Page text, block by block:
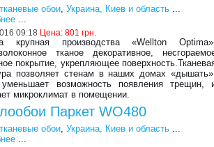
обои,Украина, Киев и область ...
...
09:18 Цена:801 грн.
крупная производства «Wellton
тканое декоративное,
покрытие, укрепляющее
позволяет стенам в наших домах
возможность появления трещин,
микроклимат в помещении.
Паркет WO480
обои,Украина, Киев и область ...
...